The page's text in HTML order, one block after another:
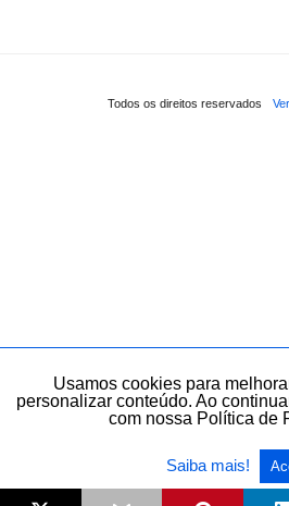
Todos os direitos reservados
Usamos cookies para
personalizar conteúdo. Ao
com nossa Política de
Saiba mais!